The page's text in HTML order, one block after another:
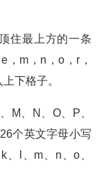
住最上方的一条
，m，n，o，r，
下格子。
M、N、O、P、
个英文字母小写
l、m、n、o、